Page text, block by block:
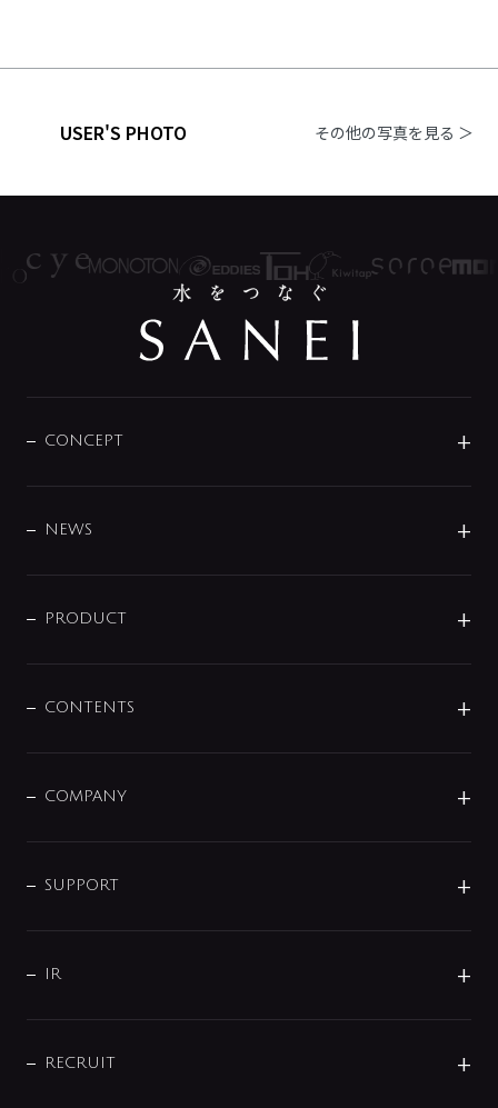
USER'S PHOTO その他の写真を見る ＞
CONCEPT
DESIGN
NEWS
商品に関して
その他
PRODUCT
センサー・タッチ水栓
単水栓
分岐
配管システム
バス・空調周辺用品
CONTENTS
じぶんシャワーが見つかる
COMPANY
企業理念
会社概要
事業所案内
SUPPORT
よくあるご質問
データダウンロード
IR
IRニュース
RECRUIT